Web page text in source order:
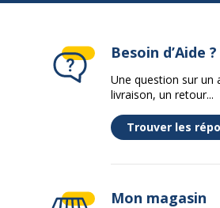
Besoin d’Aide ?
Une question sur un
livraison, un retour...
Trouver les
Mon magasin